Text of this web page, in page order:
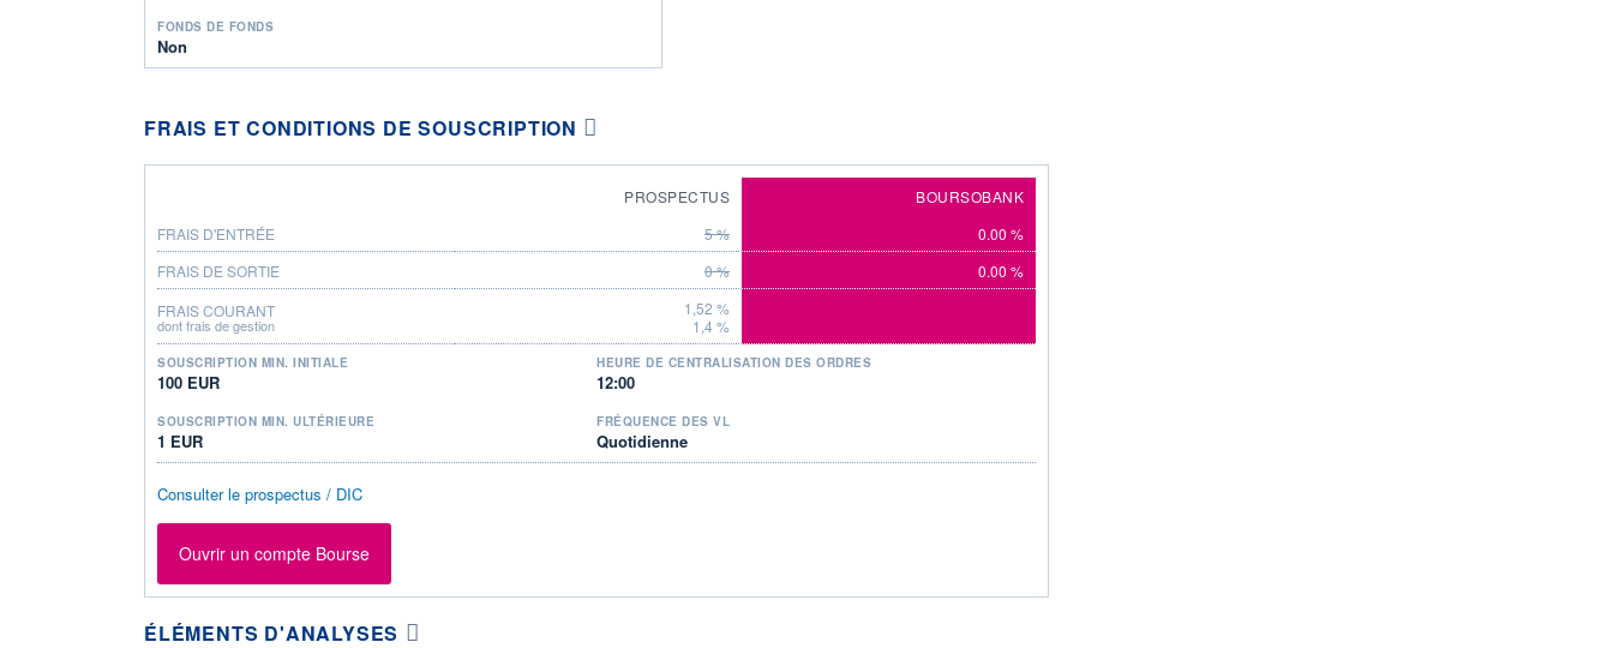
FONDS DE FONDS
Non
FRAIS ET CONDITIONS DE SOUSCRIPTION
PROSPECTUS
BOURSOBANK
FRAIS D'ENTRÉE
5 %
0.00 %
FRAIS DE SORTIE
0 %
0.00 %
FRAIS COURANT
dont frais de gestion
1,52 %
1,4 %
SOUSCRIPTION MIN. INITIALE
100 EUR
HEURE DE CENTRALISATION DES ORDRES
12:00
SOUSCRIPTION MIN. ULTÉRIEURE
1 EUR
FRÉQUENCE DES VL
Quotidienne
Consulter le prospectus / DIC
Ouvrir un compte Bourse
ÉLÉMENTS D'ANALYSES